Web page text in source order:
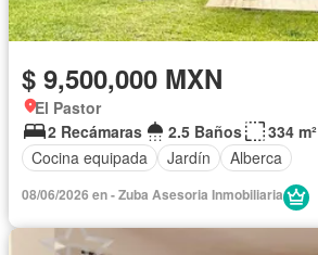
$ 9,500,000 MXN
El Pastor
2 Recámaras
2.5 Baños
334 m²
Cocina equipada
Jardín Alberca
08/06/2026 en - Zuba Asesoria Inmobiliaria